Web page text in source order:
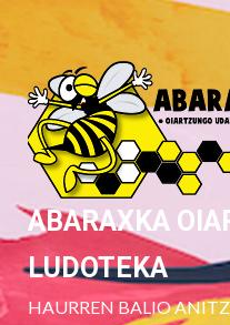
to
content
ABARAXKA
LUDOTEKA
HAURREN BALIO